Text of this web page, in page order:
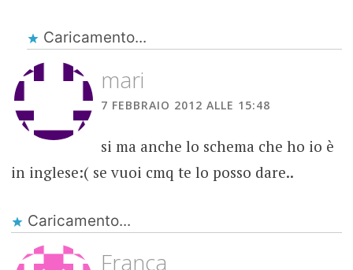
Caricamento...
mari
7 FEBBRAIO 2012 ALLE 15:48
si ma anche lo schema che ho io è
in inglese:( se vuoi cmq te lo posso dare..
Caricamento...
Franca